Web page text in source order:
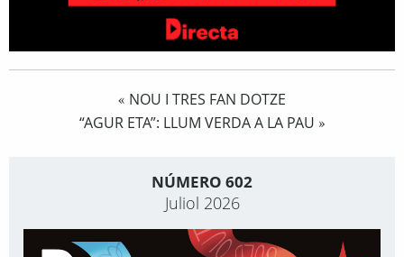
« NOU I TRES FAN DOTZE
“AGUR ETA”: LLUM VERDA A LA PAU »
NÚMERO 602
Juliol 2026